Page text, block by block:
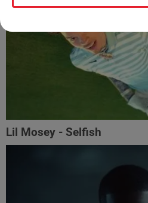
Lil Mosey - Selfish